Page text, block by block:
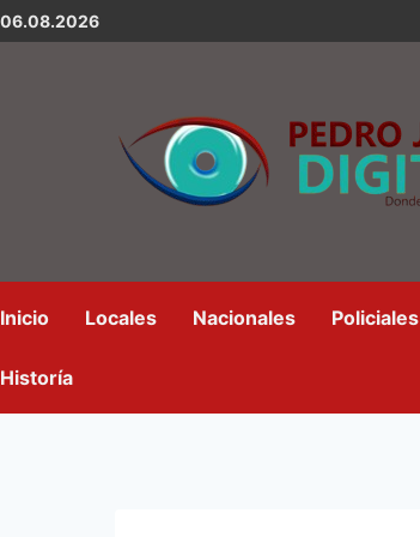
06.08.2026
Inicio Locales Nacionales Policiales
Historía